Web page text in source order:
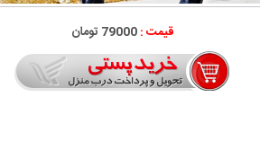
قیمت :79000 تومان